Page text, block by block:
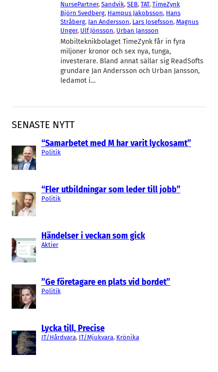
SENASTE NYTT
“Samarbetet med M har varit lyckosamt”
Politik
“Fler utbildningar som leder till jobb”
Politik
Händelser i veckan som gick
Aktier
”Ge företagare en plats vid bordet”
Politik
Lycka till, Precise
IT/Hårdvara, IT/Mjukvara, Krönika
NursePartner, Sandvik, SEB, TAT, TimeZynk
Björn Svedberg, Hampus Jakobsson, Hans
Stråberg, Jan Andersson, Lars Josefsson, Magnus
Unger, Ulf Jönsson, Urban Jansson
Mobilteknikbolaget TimeZynk får in fyra
miljoner kronor och sex nya, tunga,
investerare. Bland annat sällar sig ReadSofts
grundare Jan Andersson och Urban Jansson,
ledamot i…